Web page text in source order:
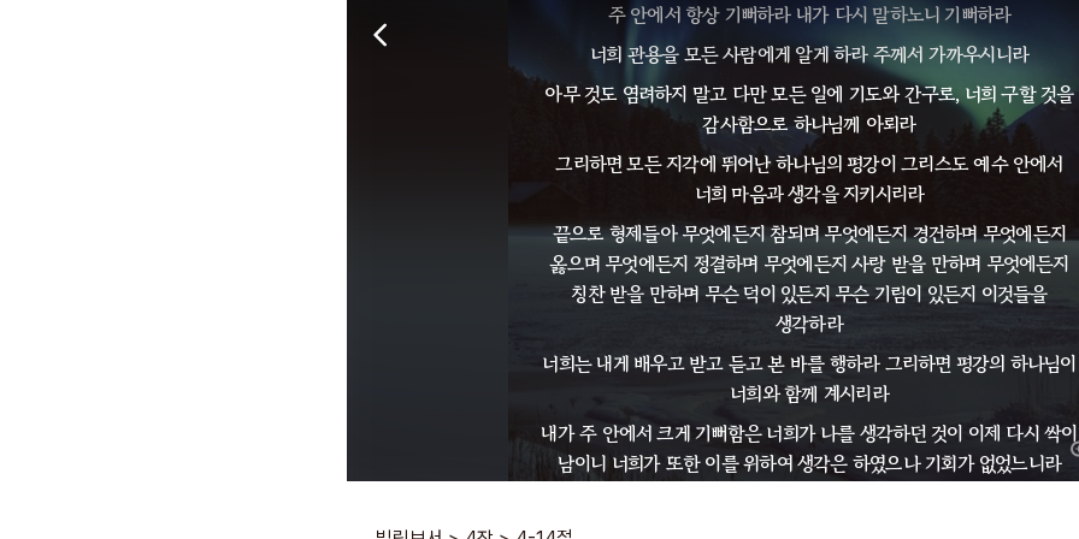
주 안에서 항상 기뻐하라 내가 다시 말하노니 기뻐하라
너희 관용을 모든 사람에게 알게 하라 주께서 가까우시니라
아무 것도 염려하지 말고 다만 모든 일에 기도와 간구로, 너희 구할 것을
감사함으로 하나님께 아뢰라
그리하면 모든 지각에 뛰어난 하나님의 평강이 그리스도 예수 안에서
너희 마음과 생각을 지키시리라
끝으로 형제들아 무엇에든지 참되며 무엇에든지 경건하며 무엇에든지
옳으며 무엇에든지 정결하며 무엇에든지 사랑 받을 만하며 무엇에든지
칭찬 받을 만하며 무슨 덕이 있든지 무슨 기림이 있든지 이것들을
생각하라
너희는 내게 배우고 받고 듣고 본 바를 행하라 그리하면 평강의 하나님이
너희와 함께 계시리라
내가 주 안에서 크게 기뻐함은 너희가 나를 생각하던 것이 이제 다시 싹이
남이니 너희가 또한 이를 위하여 생각은 하였으나 기회가 없었느니라